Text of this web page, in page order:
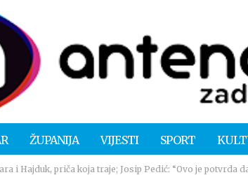
ŽUPANIJA VIJESTI SPORT
i Hajduk, priča koja traje; Josip Pedić: “Ovo je potvrda